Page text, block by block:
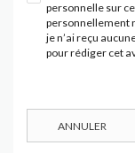
personnelle sur
personnellement
je n’ai reçu
pour rédiger cet
ANNULER